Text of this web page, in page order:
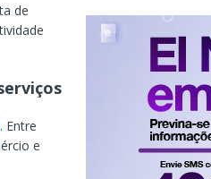
de
. Entre
e